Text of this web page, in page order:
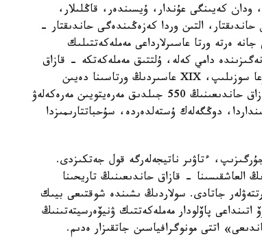
ودان كەيىنگى عۇندار، ۇيسىندەر، قاڭلىلار،
التىن وردا كەزەڭىندەگى حاندىقتار -
ەرتە ورتا عاسىرلارداعى مەملەكەتتىلىك
دامي كەلە، ۇلتتىق مەملەكەتكە - قازاق
حاندىعىنا ۇلاسادى. ال قازاق حاندىعىنىڭ تاريحى ءتورت عاسىرعا سوزىلىپ، XIX عاسىردىڭ ورتاسىنا دەيىن
جالعاسقانى بارشاعا ءمالىم. مىنە، وسىنى بىزدەر، تاريحشىلار قازاق حاندىعىنىڭ 550 جىلدىق مەرەيتويىن مەرەكەلەۋ
دوڭگەلەك ۇستەلدەردە، سۇحباتتارىمىزدا
ءتاۋىر ناتيجەلەرگە قول جەتكىزدى.
العاشقىسىنا - قازاق حاندىعىنىڭ تاريحىنا
جاتادى. سولاردىڭ ىشىندە شوقتىعى بيىك
پاۆلودار مەملەكەتتىك ۋنيۆەرسيتەتىنىڭ